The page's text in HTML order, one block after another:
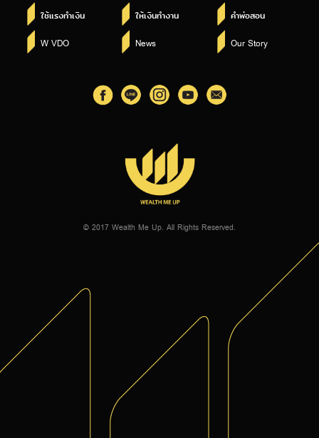
ใช้แรงทำเงิน ให้เงินทำงาน คำพ่อสอน
W VDO News Our Story
© 2017 Wealth Me Up. All Rights Reserved.